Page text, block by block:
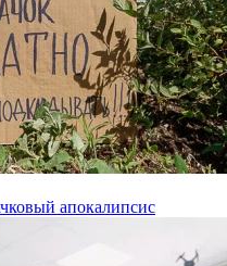
апокалипсис